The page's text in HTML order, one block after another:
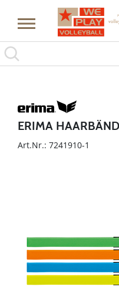
ERIMA
Art.Nr.: 7241910-1